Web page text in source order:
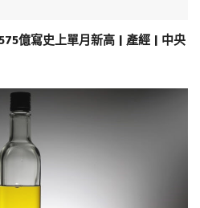
億寫史上單月新高 | 產經 | 中央